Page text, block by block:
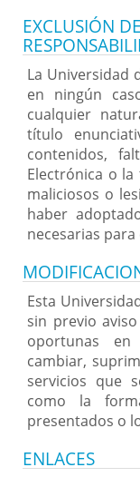
EXCLUSIÓN
La Universidad
en ningún
cualquier
título
contenidos,
Electrónica o
maliciosos o
haber
necesarias
Esta
sin previo
oportunas en
cambiar,
servicios que
como la
presentados o
ENLACES